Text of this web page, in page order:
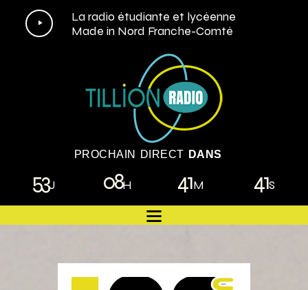
La radio étudiante et lycéenne
Made in Nord Franche-Comté
Lecteur
audio
PROCHAIN DIRECT DANS
53J 08H 41M 40S